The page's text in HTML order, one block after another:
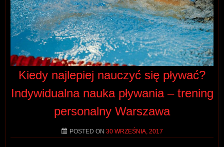
Kiedy najlepiej nauczyć się pływać?
Indywidualna nauka pływania – trening
personalny Warszawa
POSTED ON 30 WRZEŚNIA, 2017